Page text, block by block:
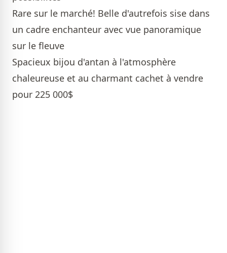
Rare sur le marché! Belle d'autrefois sise dans
un cadre enchanteur avec vue panoramique
sur le fleuve
Spacieux bijou d'antan à l'atmosphère
chaleureuse et au charmant cachet à vendre
pour 225 000$